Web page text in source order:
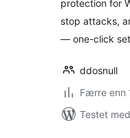
protection for
stop attacks,
— one-click
ddosnull
Færre enn
Testet